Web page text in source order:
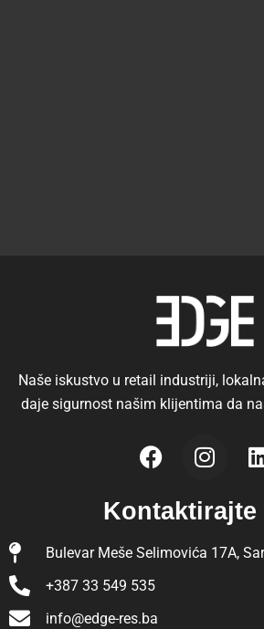
Naše iskustvo u retail industriji,
daje sigurnost našim klijentima da
Kontaktirajte
Bulevar Meše Selimovića 17A,
+387 33 549 535
info@edge-res.ba